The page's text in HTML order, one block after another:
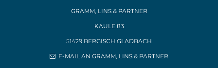
GRAMM, LINS & PARTNER
KAULE 83
51429 BERGISCH GLADBACH
E-MAIL AN GRAMM, LINS & PARTNER